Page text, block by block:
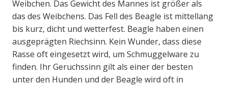
Weibchen. Das Gewicht des Mannes ist größer als
das des Weibchens. Das Fell des Beagle ist mittellang
bis kurz, dicht und wetterfest. Beagle haben einen
ausgeprägten Riechsinn. Kein Wunder, dass diese
Rasse oft eingesetzt wird, um Schmuggelware zu
finden. Ihr Geruchssinn gilt als einer der besten
unter den Hunden und der Beagle wird oft in